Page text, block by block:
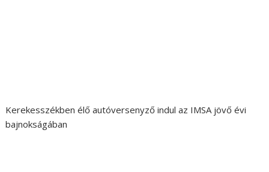
Kerekesszékben élő autóversenyző indul az IMSA jövő évi
bajnokságában